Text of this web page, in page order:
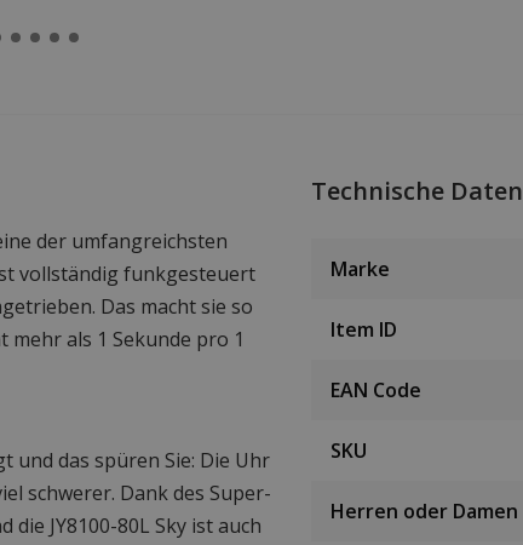
der umfangreichsten
vollständig funkgesteuert
Das macht sie so
mehr als 1 Sekunde pro 1
und das spüren Sie: Die Uhr
schwerer. Dank des Super-
JY8100-80L Sky ist auch
Technische Daten
Marke
Item ID
EAN Code
SKU
Herren oder Damen